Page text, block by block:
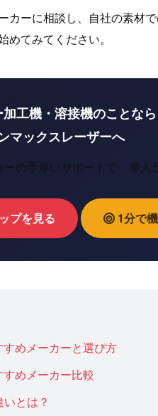
カーに相談し、自社の素材
めてみてください。
加工機・溶接機のことなら
マックスレーザーへ
の手厚いサポートで、導入
プを見る 1分で
めメーカーと選び方
めメーカー比較
とは？